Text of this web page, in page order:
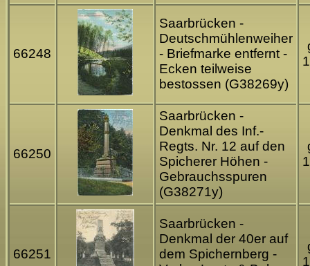
66248
Saarbrücken -
Deutschmühlenweiher
- Briefmarke entfernt -
Ecken teilweise
bestossen (G38269y)
66250
Saarbrücken -
Denkmal des Inf.-
Regts. Nr. 12 auf den
Spicherer Höhen -
Gebrauchsspuren
(G38271y)
66251
Saarbrücken -
Denkmal der 40er auf
dem Spichernberg -